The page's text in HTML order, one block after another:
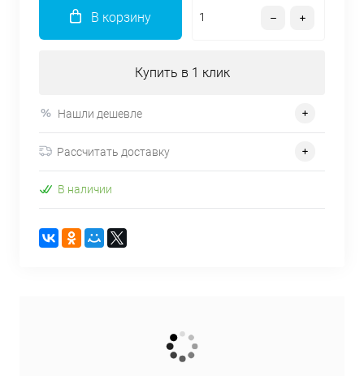
В корзину
Купить в 1 клик
Нашли дешевле
Рассчитать доставку
В наличии